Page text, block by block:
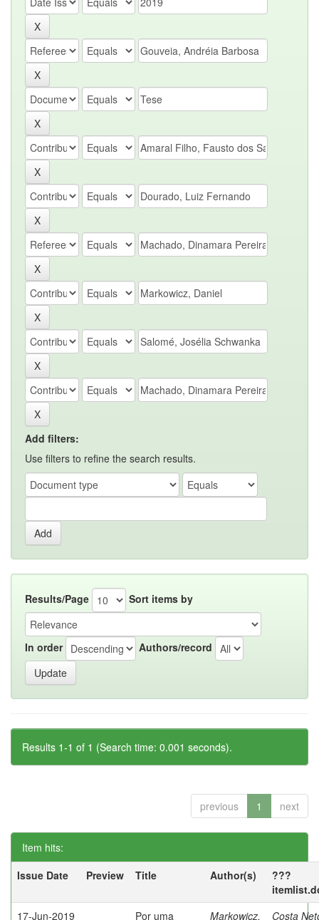
Add filters:
Use filters to refine the search results.
Results/Page Sort items by
In order Authors/record
Results 1-1 of 1 (Search time: 0.001 seconds).
previous 1 next
Item hits:
Issue Date
Preview Title Author(s)
???
17-Jun-2019
Por uma Markowicz, Costa